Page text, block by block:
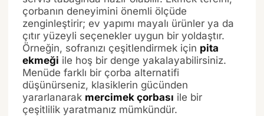
çorbanın deneyimini önemli ölçüde
zenginleştirir; ev yapımı mayalı ürünler ya da
çıtır yüzeyli seçenekler uygun bir yoldaştır.
Örneğin, sofranızı çeşitlendirmek için pita
ekmeği ile hoş bir denge yakalayabilirsiniz.
Menüde farklı bir çorba alternatifi
düşünürseniz, klasiklerin gücünden
yararlanarak mercimek çorbası ile bir
çeşitlilik yaratmanız mümkündür.